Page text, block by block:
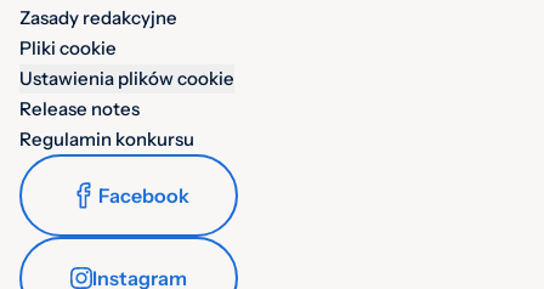
Zasady redakcyjne
Pliki cookie
Ustawienia plików cookie
Release notes
Regulamin konkursu
Facebook
Instagram